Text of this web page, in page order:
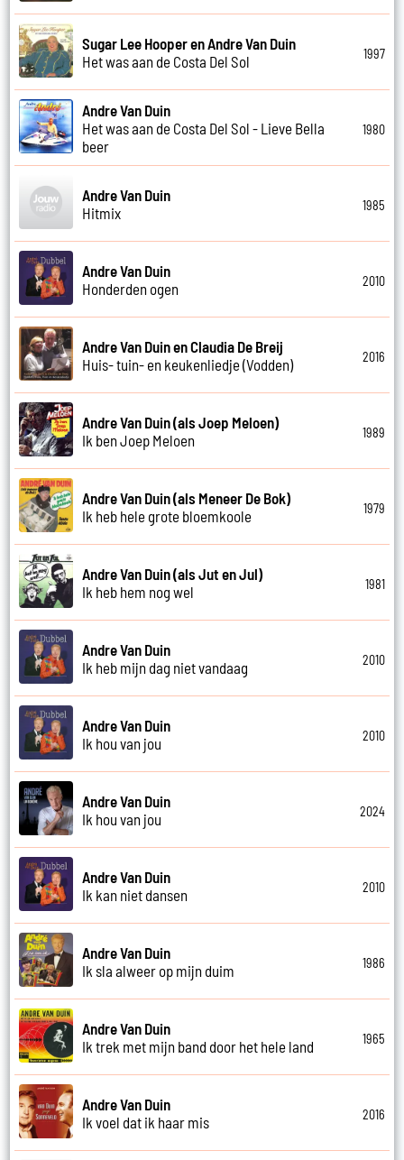
Sugar Lee Hooper en Andre Van Duin
Het was aan de Costa Del Sol
1997
Andre Van Duin
Het was aan de Costa Del Sol - Lieve Bella
beer
1980
Andre Van Duin
Hitmix
1985
Andre Van Duin
Honderden ogen
2010
Andre Van Duin en Claudia De Breij
Huis- tuin- en keukenliedje (Vodden)
2016
Andre Van Duin (als Joep Meloen)
Ik ben Joep Meloen
1989
Andre Van Duin (als Meneer De Bok)
Ik heb hele grote bloemkoole
1979
Andre Van Duin (als Jut en Jul)
Ik heb hem nog wel
1981
Andre Van Duin
Ik heb mijn dag niet vandaag
2010
Andre Van Duin
Ik hou van jou
2010
Andre Van Duin
Ik hou van jou
2024
Andre Van Duin
Ik kan niet dansen
2010
Andre Van Duin
Ik sla alweer op mijn duim
1986
Andre Van Duin
Ik trek met mijn band door het hele land
1965
Andre Van Duin
Ik voel dat ik haar mis
2016